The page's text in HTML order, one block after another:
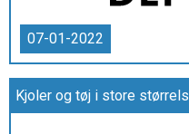
07-01-2022